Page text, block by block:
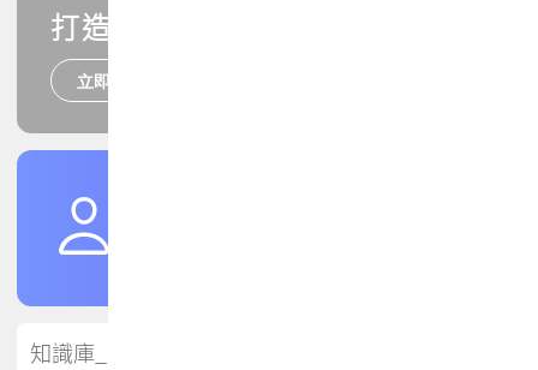
打造您的PCB專業技能
立即報名
知識庫_會員專屬